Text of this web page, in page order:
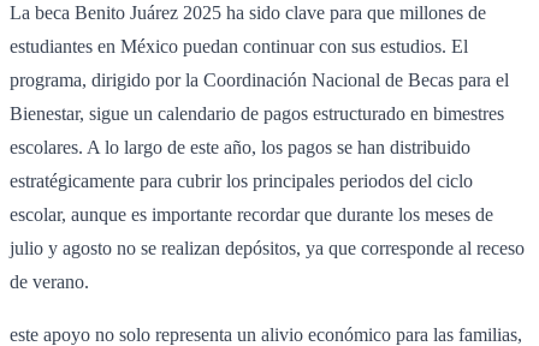
La beca Benito Juárez 2025 ha sido clave para que millones de
estudiantes en México puedan continuar con sus estudios. El
programa, dirigido por la Coordinación Nacional de Becas para el
Bienestar, sigue un calendario de pagos estructurado en bimestres
escolares. A lo largo de este año, los pagos se han distribuido
estratégicamente para cubrir los principales periodos del ciclo
escolar, aunque es importante recordar que durante los meses de
julio y agosto no se realizan depósitos, ya que corresponde al receso
de verano.
este apoyo no solo representa un alivio económico para las familias,